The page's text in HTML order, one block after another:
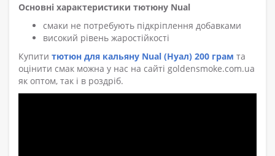
Основні характеристики тютюну Nual
смаки не потребують підкріплення добавками
високий рівень жаростійкості
Купити тютюн для кальяну Nual (Нуал) 200 грам та
оцінити смак можна у нас на сайті goldensmoke.com.ua
як оптом, так і в роздріб.